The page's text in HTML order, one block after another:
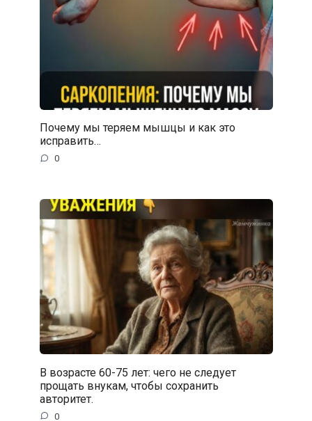
Почему мы теряем мышцы и как это
исправить…
0
В возрасте 60-75 лет: чего не следует
прощать внукам, чтобы сохранить
авторитет.
0